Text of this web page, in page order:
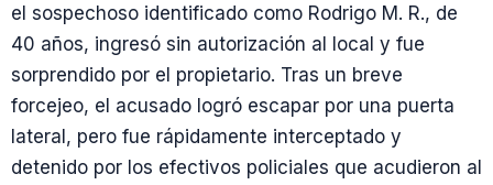
el sospechoso identificado como Rodrigo M. R., de
40 años, ingresó sin autorización al local y fue
sorprendido por el propietario. Tras un breve
forcejeo, el acusado logró escapar por una puerta
lateral, pero fue rápidamente interceptado y
detenido por los efectivos policiales que acudieron al